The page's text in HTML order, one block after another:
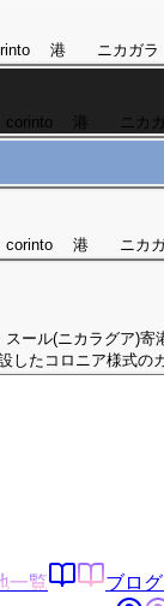
港 ニカガラ
corinto 港 ニカガ
corinto 港 ニカガ
ール(ニカラグア)寄
したコロニア様式の
一覧 ブログ